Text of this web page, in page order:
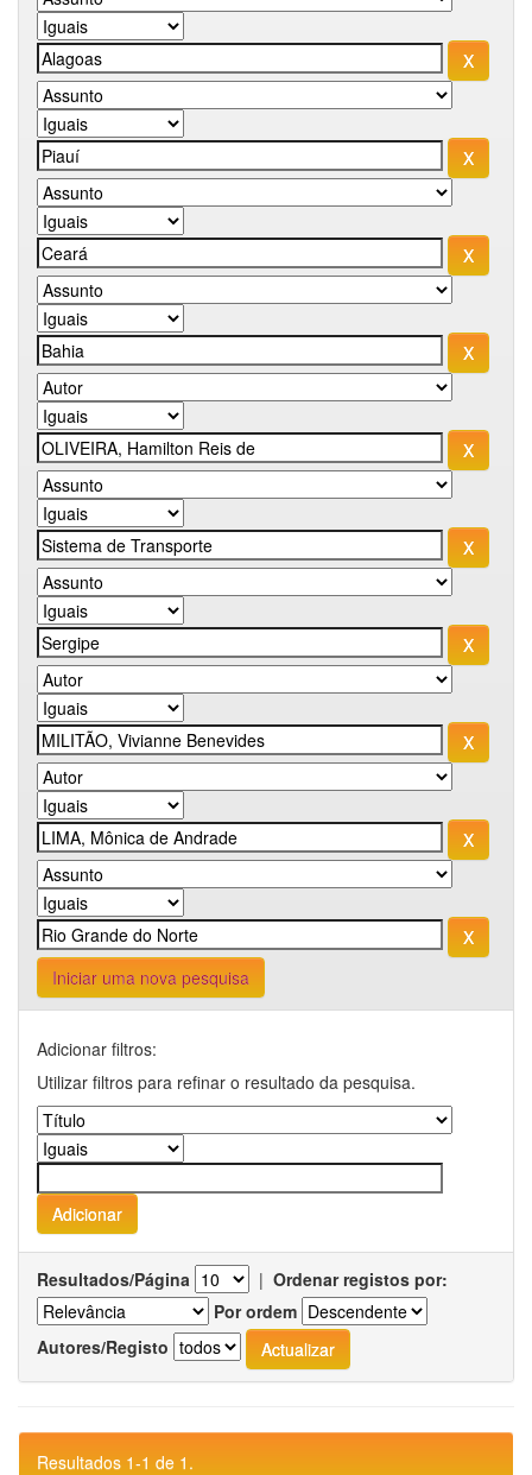
Iniciar uma nova pesquisa
Adicionar filtros:
Utilizar filtros para refinar o resultado da pesquisa.
Resultados/Página | Ordenar registos por:
Por ordem
Autores/Registo
Resultados 1-1 de 1.